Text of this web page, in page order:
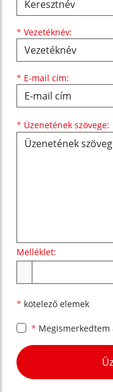
* Vezetéknév:
* E-mail cím:
* Üzenetének szövege:
Melléklet:
* kötelező elemek
* Megismerkedtem
Google reCaptcha